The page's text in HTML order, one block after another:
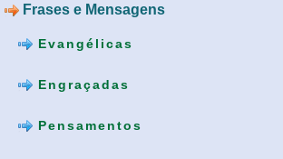
Frases e Mensagens
Evangélicas
Engraçadas
Pensamentos